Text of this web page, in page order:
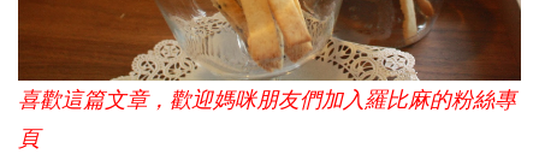
喜歡這篇文章，歡迎媽咪朋友們加入羅比麻的粉絲專
頁